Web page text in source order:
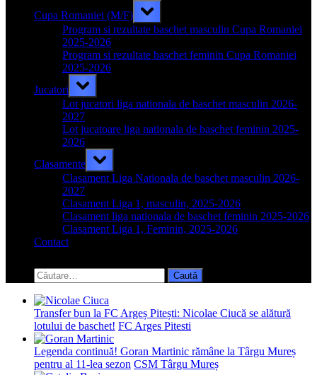
Cupa Romaniei (M/F)
Toggle
sub-
menu
Program si rezultate baschet masculin Cupa Romaniei
2025-2026
Program si rezultate baschet feminin Cupa Romaniei
2025-2026
Jucatori
Toggle
sub-
menu
Lot jucatori liga nationala de baschet masculin 2026-
2027
Lot jucatoare liga nationala de baschet feminin 2025-
2026
Clasamente
Toggle
sub-
menu
Clasament Liga Nationala de baschet masculin 2026-
2027
Clasament Liga 1, masculin, 2025-2026
Clasament liga nationala de baschet feminin 2025-2026
Clasament Liga 1, Feminin, 2025-2026
Contact
search
form
Caută
după:
Transfer bun la FC Argeș Pitești: Nicolae Ciucă se alătură
lotului de baschet! FC Arges Pitesti
Legenda continuă! Goran Martinic rămâne la Târgu Mureș
pentru al 11-lea sezon CSM Târgu Mureș